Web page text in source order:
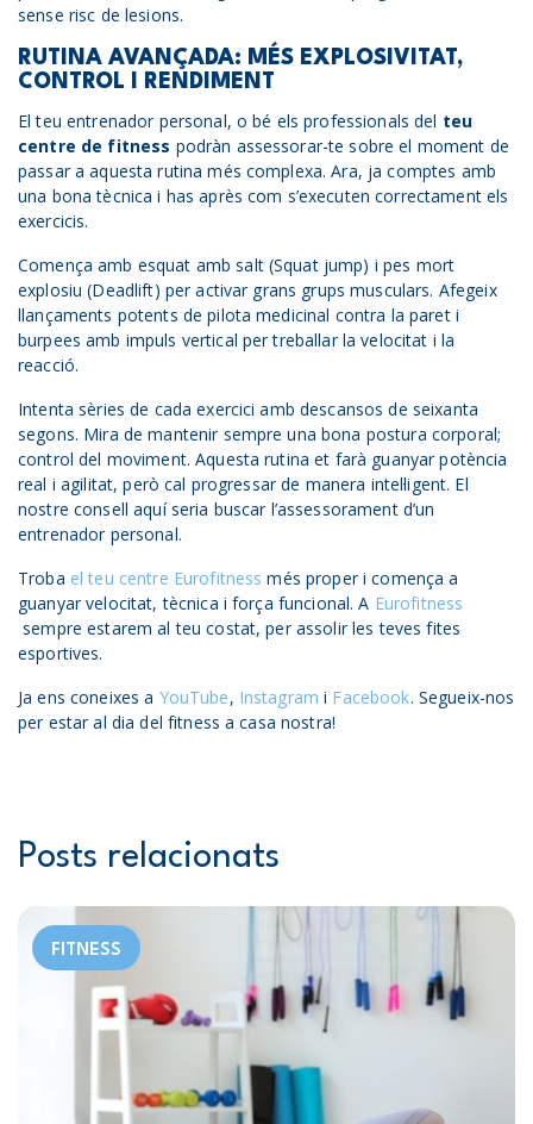
sense risc de lesions.
RUTINA AVANÇADA: MÉS EXPLOSIVITAT,
CONTROL I RENDIMENT
El teu entrenador personal, o bé els professionals del teu
centre de fitness podràn assessorar-te sobre el moment de
passar a aquesta rutina més complexa. Ara, ja comptes amb
una bona tècnica i has après com s’executen correctament els
exercicis.
Comença amb esquat amb salt (Squat jump) i pes mort
explosiu (Deadlift) per activar grans grups musculars. Afegeix
llançaments potents de pilota medicinal contra la paret i
burpees amb impuls vertical per treballar la velocitat i la
reacció.
Intenta sèries de cada exercici amb descansos de seixanta
segons. Mira de mantenir sempre una bona postura corporal;
control del moviment. Aquesta rutina et farà guanyar potència
real i agilitat, però cal progressar de manera intel·ligent. El
nostre consell aquí seria buscar l’assessorament d’un
entrenador personal.
Troba el teu centre Eurofitness més proper i comença a
guanyar velocitat, tècnica i força funcional. A Eurofitness
sempre estarem al teu costat, per assolir les teves fites
esportives.
Ja ens coneixes a YouTube, Instagram i Facebook. Segueix-nos
per estar al dia del fitness a casa nostra!
Posts relacionats
FITNESS